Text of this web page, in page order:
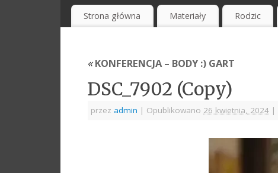
Strona główna Materiały Rodzic
«KONFERENCJA – BODY :) GART
DSC_7902 (Copy)
przez admin | Opublikowano 26 kwietnia, 2024 |